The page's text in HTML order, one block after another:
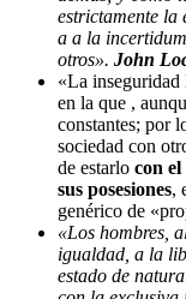
estrictamente la
a a la
otros». John
«La inseguridad
en la que ,
constantes; por
sociedad con
de estarlo con
sus posesiones,
genérico de
«Los hombres,
igualdad, a la
estado de